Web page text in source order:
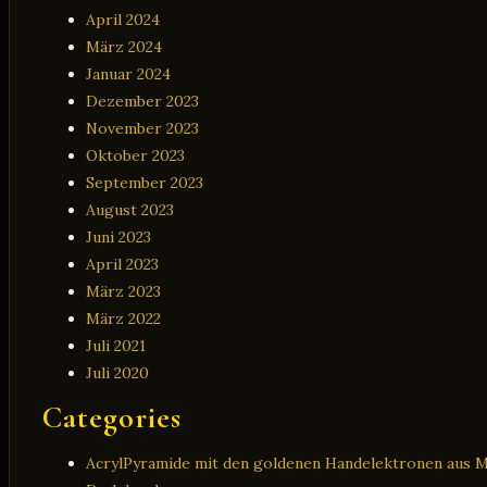
April 2024
März 2024
Januar 2024
Dezember 2023
November 2023
Oktober 2023
September 2023
August 2023
Juni 2023
April 2023
März 2023
März 2022
Juli 2021
Juli 2020
Categories
AcrylPyramide mit den goldenen Handelektronen aus